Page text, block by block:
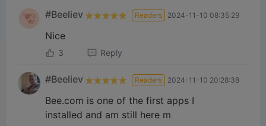
#Beeliev Readers 2024-11-10 08:35:29
Nice
3 Reply
#Beeliev Readers 2024-11-10 20:28:38
Bee.com is one of the first apps I
installed and am still here m